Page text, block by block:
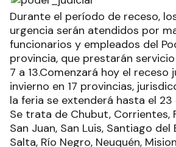
Durante el período de receso,
urgencia serán atendidos por
funcionarios y empleados del
provincia, que prestarán
7 a 13.Comenzará hoy el receso
invierno en 17 provincias,
la feria se extenderá hasta el 23
Se trata de Chubut, Corrientes,
San Juan, San Luis, Santiago del
Salta, Río Negro, Neuquén,